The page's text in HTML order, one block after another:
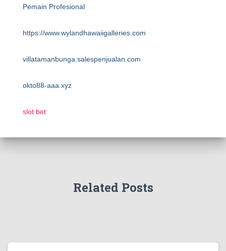
Pemain Profesional
https://www.wylandhawaiigalleries.com
villatamanbunga.salespenjualan.com
okto88-aaa.xyz
slot bet
Related Posts